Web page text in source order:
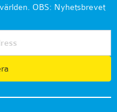
OBS: Nyhetsbrevet